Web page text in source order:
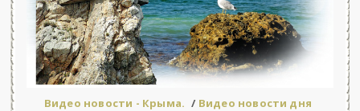
Видео новости - Крыма. / Видео новости дня